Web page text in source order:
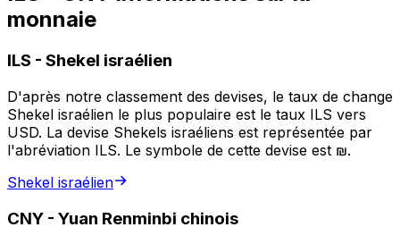
monnaie
ILS - Shekel israélien
D'après notre classement des devises, le taux de change
Shekel israélien le plus populaire est le taux ILS vers
USD. La devise Shekels israéliens est représentée par
l'abréviation ILS. Le symbole de cette devise est ₪.
Shekel israélien
CNY - Yuan Renminbi chinois